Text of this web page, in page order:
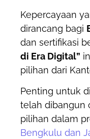
Kepercayaan
dirancang bagi
dan sertifikasi
di Era Digital”
pilihan dari
Penting untuk
telah dibangun
pilihan dalam
Bengkulu dan